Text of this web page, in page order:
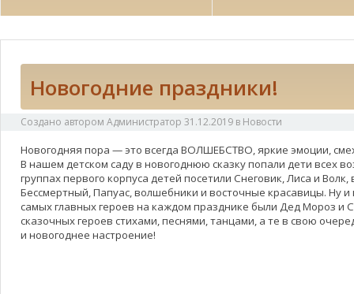
Новогодние праздники!
Создано автором Администратор 31.12.2019 в Новости
Новогодняя пора — это всегда ВОЛШЕБСТВО, яркие эмоции,
В нашем детском саду в новогоднюю сказку попали дети всех
группах первого корпуса детей посетили Снеговик, Лиса и
Бессмертный, Папуас, волшебники и восточные красавицы. Ну
самых главных героев на каждом празднике были Дед Мороз и
сказочных героев стихами, песнями, танцами, а те в свою
и новогоднее настроение!